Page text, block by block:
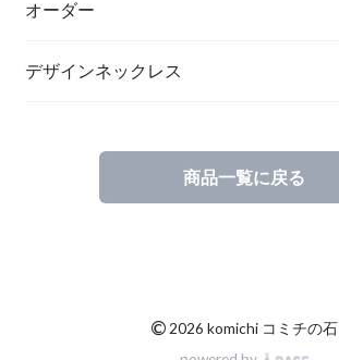
オーダー
デザインネックレス
商品一覧に戻る
© 2026 komichi コミチの石